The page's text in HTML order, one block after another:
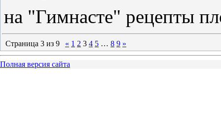
на "Гимнасте" рецепты
Страница 3 из 9 « 1 2 3 4 5 … 8 9 »
Полная версия сайта